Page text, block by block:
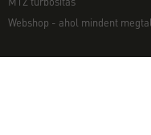
Webshop - ahol mindent